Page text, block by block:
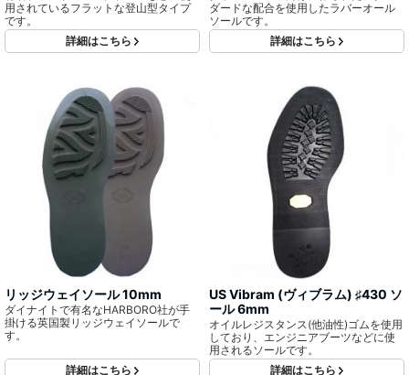
用されているフラットな登山型タイプ
です。
詳細はこちら
ダードな配合を使用したラバーオール
ソールです。
詳細はこちら
リッジウェイソール 10mm
ダイナイトで有名なHARBORO社が手
掛ける英国製リッジウェイソールで
す。
詳細はこちら
US Vibram (ヴィブラム) ♯430 ソ
ール 6mm
オイルレジスタンス(他油性)ゴムを使用
しており、エンジニアブーツなどに使
用されるソールです。
詳細はこちら